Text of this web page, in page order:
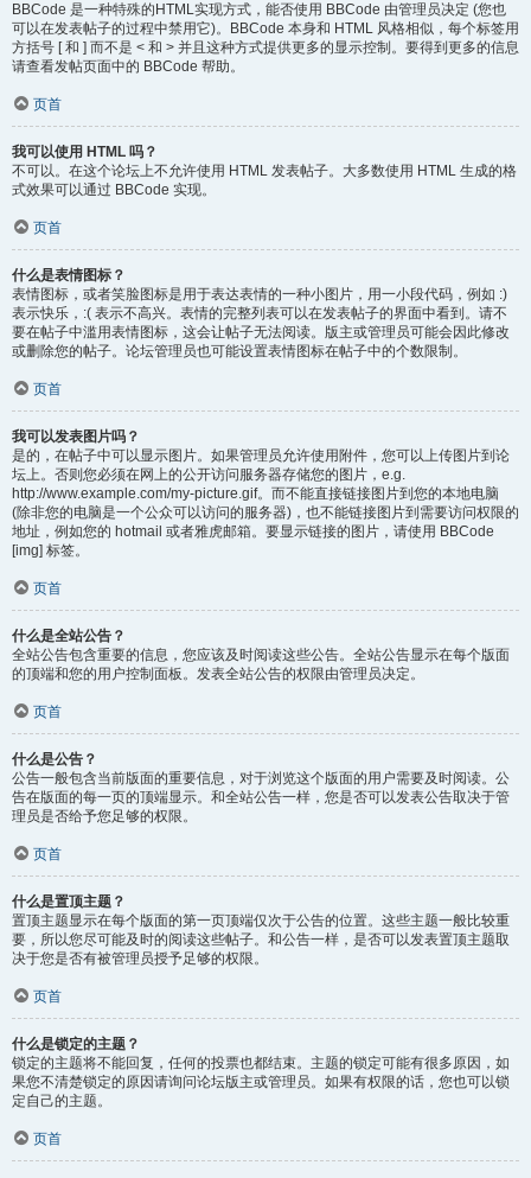
BBCode 是一种特殊的HTML实现方式，能否使用 BBCode 由管理员决定 (您也
可以在发表帖子的过程中禁用它)。BBCode 本身和 HTML 风格相似，每个标签用
方括号 [ 和 ] 而不是 < 和 > 并且这种方式提供更多的显示控制。要得到更多的信息
请查看发帖页面中的 BBCode 帮助。
页首
我可以使用 HTML 吗？
不可以。在这个论坛上不允许使用 HTML 发表帖子。大多数使用 HTML 生成的格
式效果可以通过 BBCode 实现。
页首
什么是表情图标？
表情图标，或者笑脸图标是用于表达表情的一种小图片，用一小段代码，例如 :)
表示快乐，:( 表示不高兴。表情的完整列表可以在发表帖子的界面中看到。请不
要在帖子中滥用表情图标，这会让帖子无法阅读。版主或管理员可能会因此修改
或删除您的帖子。论坛管理员也可能设置表情图标在帖子中的个数限制。
页首
我可以发表图片吗？
是的，在帖子中可以显示图片。如果管理员允许使用附件，您可以上传图片到论
坛上。否则您必须在网上的公开访问服务器存储您的图片，e.g.
http://www.example.com/my-picture.gif。而不能直接链接图片到您的本地电脑
(除非您的电脑是一个公众可以访问的服务器)，也不能链接图片到需要访问权限的
地址，例如您的 hotmail 或者雅虎邮箱。要显示链接的图片，请使用 BBCode
[img] 标签。
页首
什么是全站公告？
全站公告包含重要的信息，您应该及时阅读这些公告。全站公告显示在每个版面
的顶端和您的用户控制面板。发表全站公告的权限由管理员决定。
页首
什么是公告？
公告一般包含当前版面的重要信息，对于浏览这个版面的用户需要及时阅读。公
告在版面的每一页的顶端显示。和全站公告一样，您是否可以发表公告取决于管
理员是否给予您足够的权限。
页首
什么是置顶主题？
置顶主题显示在每个版面的第一页顶端仅次于公告的位置。这些主题一般比较重
要，所以您尽可能及时的阅读这些帖子。和公告一样，是否可以发表置顶主题取
决于您是否有被管理员授予足够的权限。
页首
什么是锁定的主题？
锁定的主题将不能回复，任何的投票也都结束。主题的锁定可能有很多原因，如
果您不清楚锁定的原因请询问论坛版主或管理员。如果有权限的话，您也可以锁
定自己的主题。
页首